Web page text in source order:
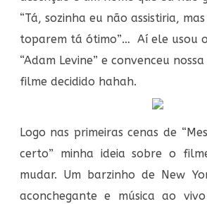
“Tá, sozinha eu não assistiria, mas
toparem tá ótimo”… Aí ele usou
“Adam Levine” e convenceu
filme decidido hahah.
Logo nas primeiras cenas de
certo” minha ideia sobre o
mudar. Um barzinho de New
aconchegante e música ao